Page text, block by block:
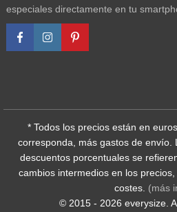
especiales directamente en tu
* Todos los precios están en
corresponda, más gastos de envío.
descuentos porcentuales se
cambios intermedios en los
costes. (más
© 2015 - 2026 everysize.